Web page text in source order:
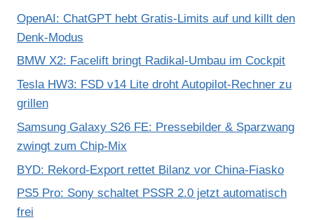
OpenAI: ChatGPT hebt Gratis-Limits auf und killt den
Denk-Modus
BMW X2: Facelift bringt Radikal-Umbau im Cockpit
Tesla HW3: FSD v14 Lite droht Autopilot-Rechner zu
grillen
Samsung Galaxy S26 FE: Pressebilder & Sparzwang
zwingt zum Chip-Mix
BYD: Rekord-Export rettet Bilanz vor China-Fiasko
PS5 Pro: Sony schaltet PSSR 2.0 jetzt automatisch
frei